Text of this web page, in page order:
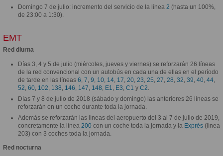
Domingo 7 de julio: incremento del servicio de la línea 2 (hasta un 100%,
de 23:00 a 1:30).
EMT
Red diurna
Días 3, 4 y 5 de julio (miércoles, jueves y viernes) se reforzarán 26 líneas
de la red convencional con un autobús en cada una de ellas en el período
de tarde en las líneas 6 7 9 10 14 17 20 23 25 27 28 32 39 40 44
52 60 102 138 146 147 148 E1 E3 C1 y C2
Días 7 y 8 de julio de 2018 (sábado y domingo) las anteriores 26 líneas se
reforzarán en un coche durante toda la jornada.
Además se reforzarán las líneas del aeropuerto del 3 al 7 de julio de 2019,
concretamente la línea 200 con un coche toda la jornada y la Exprés (línea
203) con 3 coches toda la jornada.
Red nocturna